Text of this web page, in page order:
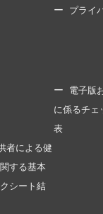
プライ
電子版
に係るチェ
表
者による健
する基本
シート結